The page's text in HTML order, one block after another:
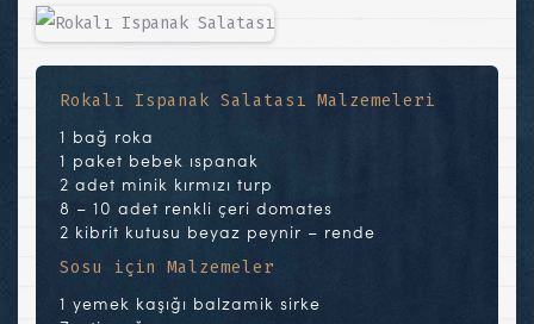
Rokalı Ispanak Salatası Malzemeleri
1 bağ roka
1 paket bebek ıspanak
2 adet minik kırmızı turp
8 – 10 adet renkli çeri domates
2 kibrit kutusu beyaz peynir – rende
Sosu için Malzemeler
1 yemek kaşığı balzamik sirke